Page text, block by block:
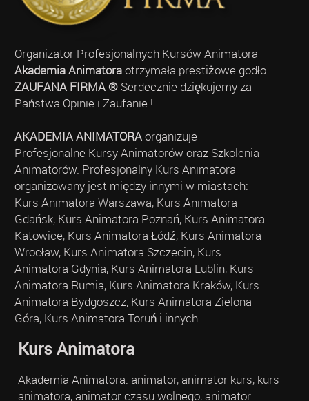
Organizator Profesjonalnych Kursów Animatora -
Akademia Animatoraotrzymała prestiżowe godło
ZAUFANA FIRMA ®Serdecznie dziękujemy za
Państwa Opinie i Zaufanie !
AKADEMIA ANIMATORAorganizuje
Profesjonalne Kursy Animatorów oraz Szkolenia
Animatorów. Profesjonalny Kurs Animatora
organizowany jest między innymi w miastach:
Kurs Animatora Warszawa, Kurs Animatora
Gdańsk, Kurs Animatora Poznań, Kurs Animatora
Katowice, Kurs Animatora Łódź, Kurs Animatora
Wrocław, Kurs Animatora Szczecin, Kurs
Animatora Gdynia, Kurs Animatora Lublin, Kurs
Animatora Rumia, Kurs Animatora Kraków, Kurs
Animatora Bydgoszcz, Kurs Animatora Zielona
Góra, Kurs Animatora Toruń i innych.
Kurs Animatora
Akademia Animatora: animator, animator kurs, kurs
animatora, animator czasu wolnego, animator